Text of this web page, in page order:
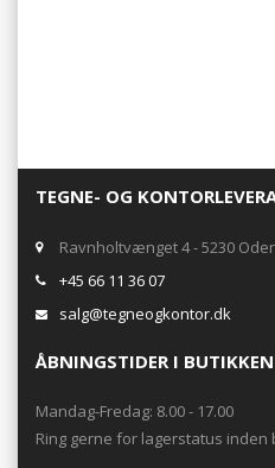
TEGNE- OG
Ravnholtvænget 4 - 5230
+45 66 11 36 07
salg@tegneogkontor.dk
ÅBNINGSTIDER I BUTIKKEN
Mandag-Fredag: 8.00 - 17.00
Ring gerne for lagerstatus inden